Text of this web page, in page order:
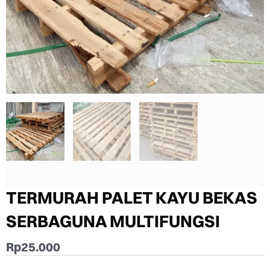
TERMURAH PALET KAYU BEKAS
SERBAGUNA MULTIFUNGSI
Rp25.000